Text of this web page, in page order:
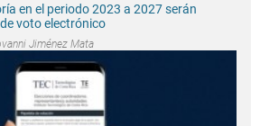
en el periodo 2023 a 2027 serán
voto electrónico
Jiménez Mata